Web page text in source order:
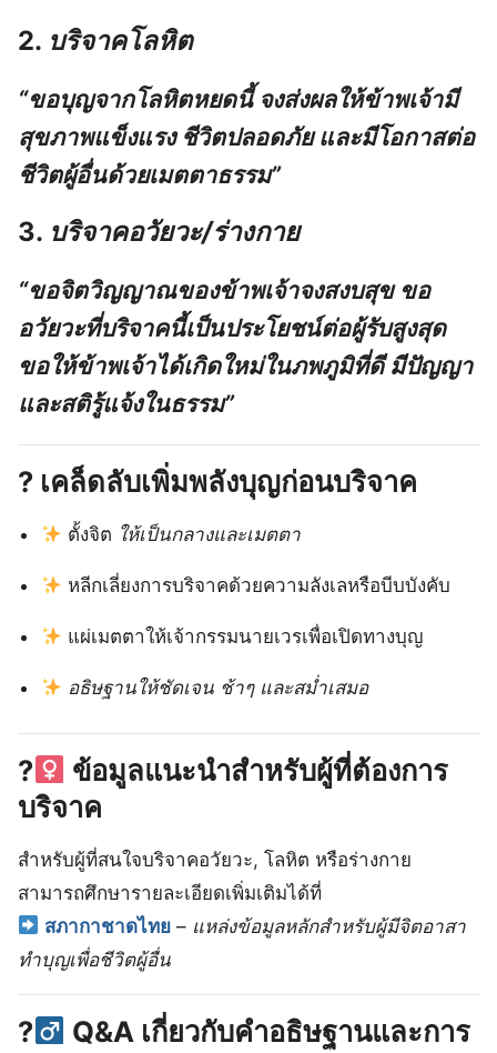
2. บริจาคโลหิต
“ขอบุญจากโลหิตหยดนี้ จงส่งผลให้ข้าพเจ้ามี
สุขภาพแข็งแรง ชีวิตปลอดภัย และมีโอกาสต่อ
ชีวิตผู้อื่นด้วยเมตตาธรรม”
3. บริจาคอวัยวะ/ร่างกาย
“ขอจิตวิญญาณของข้าพเจ้าจงสงบสุข ขอ
อวัยวะที่บริจาคนี้เป็นประโยชน์ต่อผู้รับสูงสุด
ขอให้ข้าพเจ้าได้เกิดใหม่ในภพภูมิที่ดี มีปัญญา
และสติรู้แจ้งในธรรม”
? เคล็ดลับเพิ่มพลังบุญก่อนบริจาค
ตั้งจิต ให้เป็นกลางและเมตตา
หลีกเลี่ยงการบริจาคด้วยความลังเลหรือบีบบังคับ
แผ่เมตตาให้เจ้ากรรมนายเวรเพื่อเปิดทางบุญ
อธิษฐานให้ชัดเจน ช้าๆ และสม่ำเสมอ
?‍
ข้อมูลแนะนำสำหรับผู้ที่ต้องการ
บริจาค
สำหรับผู้ที่สนใจบริจาคอวัยวะ, โลหิต หรือร่างกาย
สามารถศึกษารายละเอียดเพิ่มเติมได้ที่
สภากาชาดไทย – แหล่งข้อมูลหลักสำหรับผู้มีจิตอาสา
ทำบุญเพื่อชีวิตผู้อื่น
?‍
Q&A เกี่ยวกับคำอธิษฐานและการ